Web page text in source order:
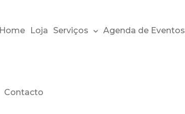
Home Loja Serviços Agenda de Eventos
Contacto